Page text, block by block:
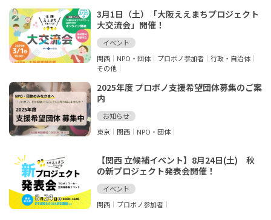
3月1日（土）「大阪ええまちプロジェクト
大交流会」開催！
イベント
関西
NPO・団体 プロボノ参加者
行政・自治体
その他
2025年度 プロボノ支援希望団体募集のご案
内
お知らせ
東京
関西 NPO・団体
【関西 立候補イベント】8月24日(土) 秋
の新プロジェクト発表会開催！
イベント
関西
プロボノ参加者